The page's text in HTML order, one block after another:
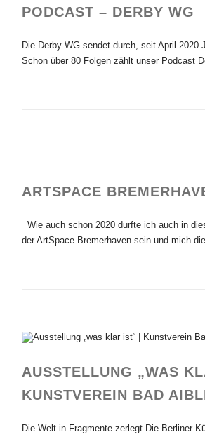
PODCAST – DERBY WG
Die Derby WG sendet durch, seit April 2020
Schon über 80 Folgen zählt unser Podcast
ARTSPACE
Wie auch schon 2020 durfte ich auch in
der ArtSpace Bremerhaven sein und mich
AUSSTELLUNG „WAS
KUNSTVEREIN BAD
Die Welt in Fragmente zerlegt Die Berliner